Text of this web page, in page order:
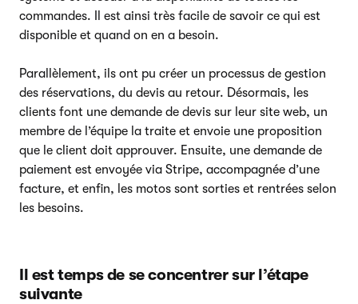
commandes. Il est ainsi très facile de savoir ce qui est
disponible et quand on en a besoin.
Parallèlement, ils ont pu créer un processus de gestion
des réservations, du devis au retour. Désormais, les
clients font une demande de devis sur leur site web, un
membre de l’équipe la traite et envoie une proposition
que le client doit approuver. Ensuite, une demande de
paiement est envoyée via Stripe, accompagnée d’une
facture, et enfin, les motos sont sorties et rentrées selon
les besoins.
Il est temps de se concentrer sur l’étape
suivante